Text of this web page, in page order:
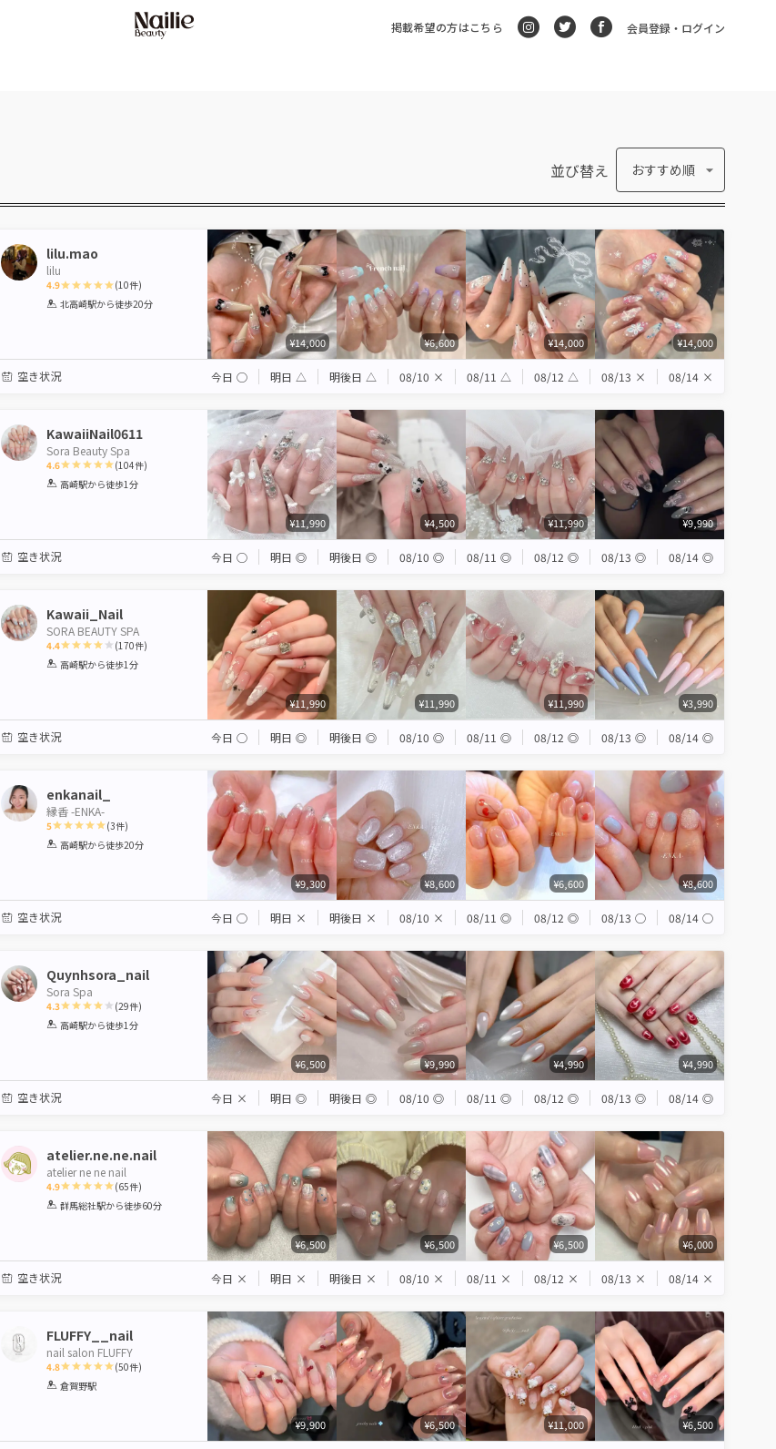
掲載希望の方はこちら 会員登録・ログイン
並び替え おすすめ順
lilu.mao
lilu
4.9
1 2 3 4 5
(10件)
北高崎駅から徒歩20分
¥14,000 ¥6,600 ¥14,000 ¥14,000
空き状況 今日 ◯ 明日 △ 明後日 △ 08/10 × 08/11 △ 08/12 △ 08/13 × 08/14 ×
KawaiiNail0611
Sora Beauty Spa
4.6
1 2 3 4 5
(104件)
高崎駅から徒歩1分
¥11,990 ¥4,500 ¥11,990 ¥9,990
空き状況 今日 ◯ 明日 ◎ 明後日 ◎ 08/10 ◎ 08/11 ◎ 08/12 ◎ 08/13 ◎ 08/14 ◎
Kawaii_Nail
SORA BEAUTY SPA
4.4
1 2 3 4 5
(170件)
高崎駅から徒歩1分
¥11,990 ¥11,990 ¥11,990 ¥3,990
空き状況 今日 ◯ 明日 ◎ 明後日 ◎ 08/10 ◎ 08/11 ◎ 08/12 ◎ 08/13 ◎ 08/14 ◎
enkanail_
縁香 -ENKA-
5
1 2 3 4 5
(3件)
高崎駅から徒歩20分
¥9,300 ¥8,600 ¥6,600 ¥8,600
空き状況 今日 ◯ 明日 × 明後日 × 08/10 × 08/11 ◎ 08/12 ◎ 08/13 ◯ 08/14 ◯
Quynhsora_nail
Sora Spa
4.3
1 2 3 4 5
(29件)
高崎駅から徒歩1分
¥6,500 ¥9,990 ¥4,990 ¥4,990
空き状況 今日 × 明日 ◎ 明後日 ◎ 08/10 ◎ 08/11 ◎ 08/12 ◎ 08/13 ◎ 08/14 ◎
atelier.ne.ne.nail
atelier ne ne nail
4.9
1 2 3 4 5
(65件)
群馬総社駅から徒歩60分
¥6,500 ¥6,500 ¥6,500 ¥6,000
空き状況 今日 × 明日 × 明後日 × 08/10 × 08/11 × 08/12 × 08/13 × 08/14 ×
FLUFFY__nail
nail salon FLUFFY
4.8
1 2 3 4
(50件)
倉賀野駅
¥9,900 ¥6,500 ¥11,000 ¥6,500